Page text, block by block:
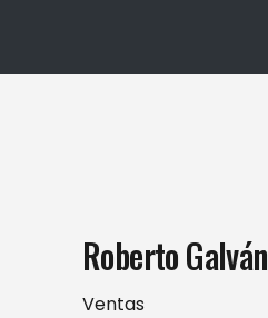
Roberto Galván
Ventas